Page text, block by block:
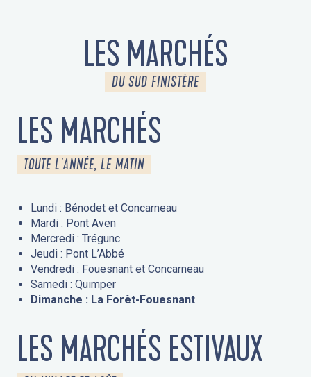
LES MARCHÉS
DU SUD FINISTÈRE
LES MARCHÉS
TOUTE L'ANNÉE, LE MATIN
Lundi : Bénodet et Concarneau
Mardi : Pont Aven
Mercredi : Trégunc
Jeudi : Pont L’Abbé
Vendredi : Fouesnant et Concarneau
Samedi : Quimper
Dimanche : La Forêt-Fouesnant
LES MARCHÉS ESTIVAUX